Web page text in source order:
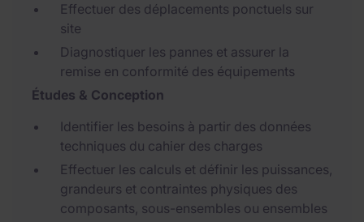
Effectuer des déplacements ponctuels sur
site
Diagnostiquer les pannes et assurer la
remise en conformité des équipements
Études & Conception
Identifier les besoins à partir des données
techniques du cahier des charges
Effectuer les calculs et définir les puissances,
grandeurs et contraintes physiques des
composants, sous-ensembles ou ensembles